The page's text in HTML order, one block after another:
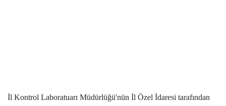
İl Kontrol Laboratuarı Müdürlüğü'nün İl Özel İdaresi tarafından